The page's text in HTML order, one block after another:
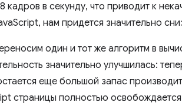
в секунду, что приводит к
нам придется значительно
один и тот же алгоритм в
значительно улучшилась:
еще большой запас
страницы полностью освобождается